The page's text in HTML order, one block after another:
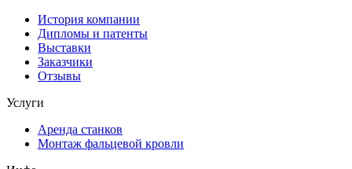
История компании
Дипломы и патенты
Выставки
Заказчики
Отзывы
Услуги
Аренда станков
Монтаж фальцевой кровли